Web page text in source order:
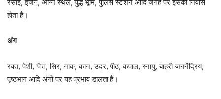
रसोई, इंजन, अग्नि स्थल, युद्ध भूमि, पुलिस स्टेशन आदि जगह पर इसका निवास
होता हैं।
अंग
रक्त, पेशी, पित्त, सिर, नाक, कान, उदर, पीठ, कपाल, स्नायु, बाहरी जननेंद्रिय,
पृष्ठभाग आदि अंगों पर यह प्रभाव डालता हैं।